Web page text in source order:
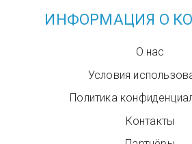
ИНФОРМАЦИЯ О
О нас
Условия
Политика
Контакты